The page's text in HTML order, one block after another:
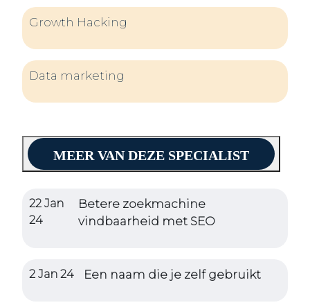
Growth Hacking
Data marketing
MEER VAN DEZE SPECIALIST
22 Jan
24
Betere zoekmachine
vindbaarheid met SEO
2 Jan 24 Een naam die je zelf gebruikt